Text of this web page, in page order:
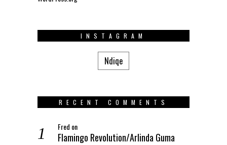
INSTAGRAM
Ndiqe
RECENT COMMENTS
Fred on
Flamingo Revolution/Arlinda Guma